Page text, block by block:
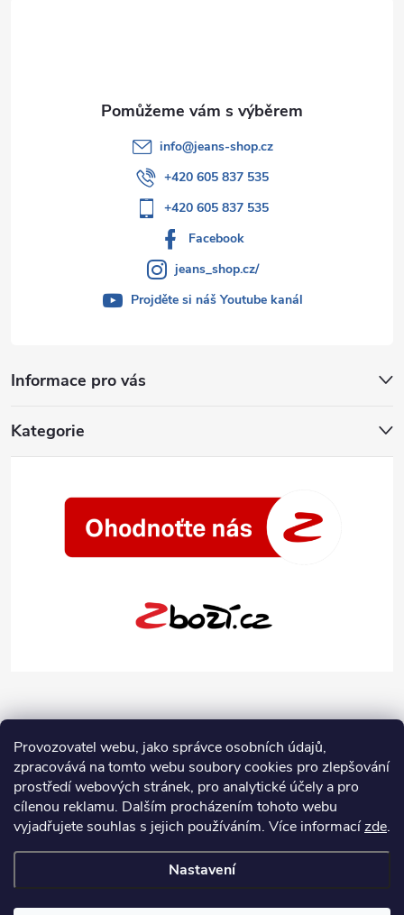
Provozovatel webu, jako správce osobních údajů,
zpracovává na tomto webu soubory cookies pro zlepšování
prostředí webových stránek, pro analytické účely a pro
cílenou reklamu. Dalším procházením tohoto webu
vyjadřujete souhlas s jejich používáním. Více informacízde.
Nastavení
Informace pro vás
Kategorie
info@jeans-shop.cz
+420 605 837 535
+420 605 837 535
Facebook
jeans_shop.cz/
Projděte si náš Youtube kanál
nastavení cookies